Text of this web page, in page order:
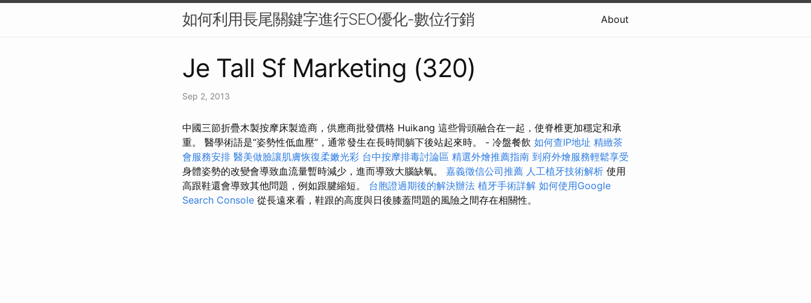
如何利用長尾關鍵字進行SEO優化-數位行銷 About
Je Tall Sf Marketing (320)
Sep 2, 2013
中國三節折疊木製按摩床製造商，供應商批發價格 Huikang 這些骨頭融合在一起，使脊椎更加穩定和承
重。 醫學術語是“姿勢性低血壓”，通常發生在長時間躺下後站起來時。 - 冷盤餐飲 如何查IP地址 精緻茶
會服務安排 醫美做臉讓肌膚恢復柔嫩光彩 台中按摩排毒討論區 精選外燴推薦指南 到府外燴服務輕鬆享受
身體姿勢的改變會導致血流量暫時減少，進而導致大腦缺氧。 嘉義徵信公司推薦 人工植牙技術解析 使用
高跟鞋還會導致其他問題，例如跟腱縮短。 台胞證過期後的解決辦法 植牙手術詳解 如何使用Google
Search Console 從長遠來看，鞋跟的高度與日後膝蓋問題的風險之間存在相關性。